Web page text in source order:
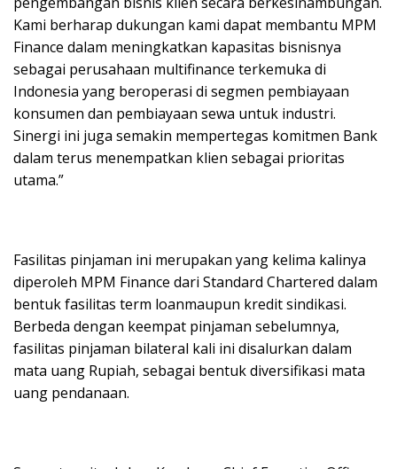
Kami berharap dukungan kami dapat membantu MPM
Finance dalam meningkatkan kapasitas bisnisnya
sebagai perusahaan multifinance terkemuka di
Indonesia yang beroperasi di segmen pembiayaan
konsumen dan pembiayaan sewa untuk industri.
Sinergi ini juga semakin mempertegas komitmen Bank
dalam terus menempatkan klien sebagai prioritas
utama.”
Fasilitas pinjaman ini merupakan yang kelima kalinya
diperoleh MPM Finance dari Standard Chartered dalam
bentuk fasilitas term loanmaupun kredit sindikasi.
Berbeda dengan keempat pinjaman sebelumnya,
fasilitas pinjaman bilateral kali ini disalurkan dalam
mata uang Rupiah, sebagai bentuk diversifikasi mata
uang pendanaan.